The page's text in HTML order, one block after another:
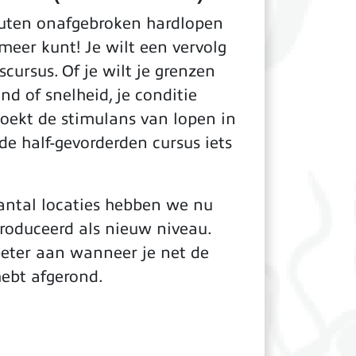
onafgebroken hardlopen
kunt! Je wilt een vervolg
Of je wilt je grenzen
of snelheid, je conditie
de stimulans van lopen in
half-gevorderden cursus iets
locaties hebben we nu
als nieuw niveau.
aan wanneer je net de
afgerond.